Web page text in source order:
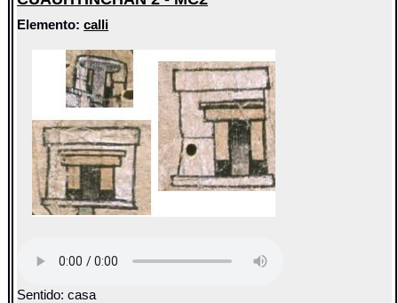
Elemento:calli
Sentido: casa